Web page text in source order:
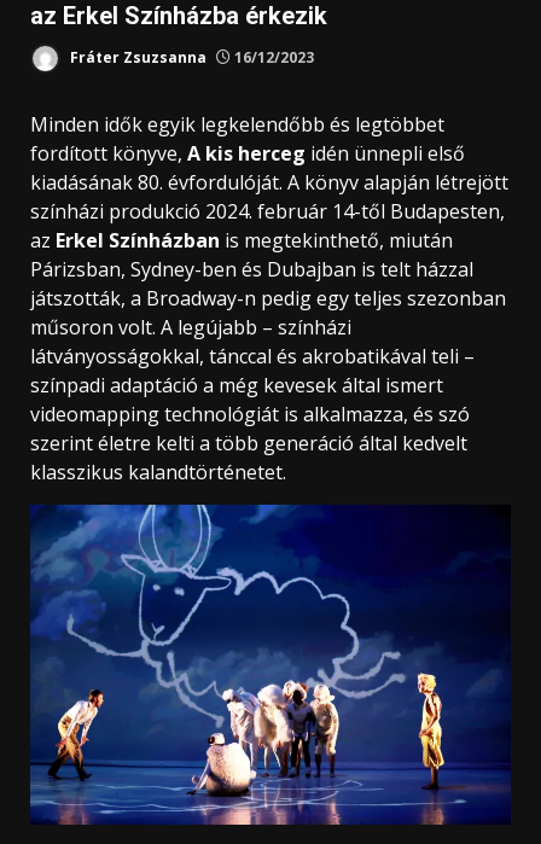
az Erkel Színházba érkezik
Fráter Zsuzsanna 16/12/2023
Minden idők egyik legkelendőbb és legtöbbet
fordított könyve, A kis herceg idén ünnepli első
kiadásának 80. évfordulóját. A könyv alapján létrejött
színházi produkció 2024. február 14-től Budapesten,
az Erkel Színházban is megtekinthető, miután
Párizsban, Sydney-ben és Dubajban is telt házzal
játszották, a Broadway-n pedig egy teljes szezonban
műsoron volt. A legújabb – színházi
látványosságokkal, tánccal és akrobatikával teli –
színpadi adaptáció a még kevesek által ismert
videomapping technológiát is alkalmazza, és szó
szerint életre kelti a több generáció által kedvelt
klasszikus kalandtörténetet.